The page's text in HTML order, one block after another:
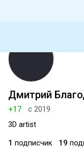
Дмитрий
+17
с 2019
3D artist
1 подписчик 19